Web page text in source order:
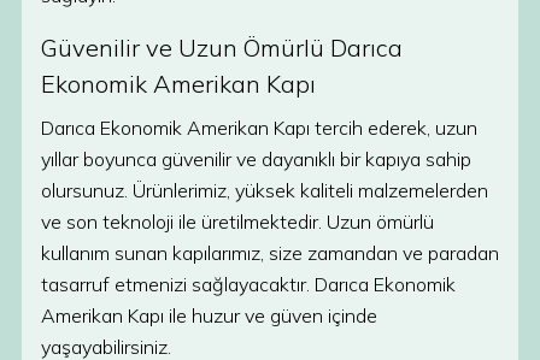
Güvenilir ve Uzun Ömürlü Darıca
Ekonomik Amerikan Kapı
Darıca Ekonomik Amerikan Kapı tercih ederek, uzun
yıllar boyunca güvenilir ve dayanıklı bir kapıya sahip
olursunuz. Ürünlerimiz, yüksek kaliteli malzemelerden
ve son teknoloji ile üretilmektedir. Uzun ömürlü
kullanım sunan kapılarımız, size zamandan ve paradan
tasarruf etmenizi sağlayacaktır. Darıca Ekonomik
Amerikan Kapı ile huzur ve güven içinde
yaşayabilirsiniz.